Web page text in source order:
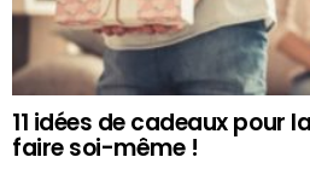
11 idées de cadeaux pour
faire soi-même !